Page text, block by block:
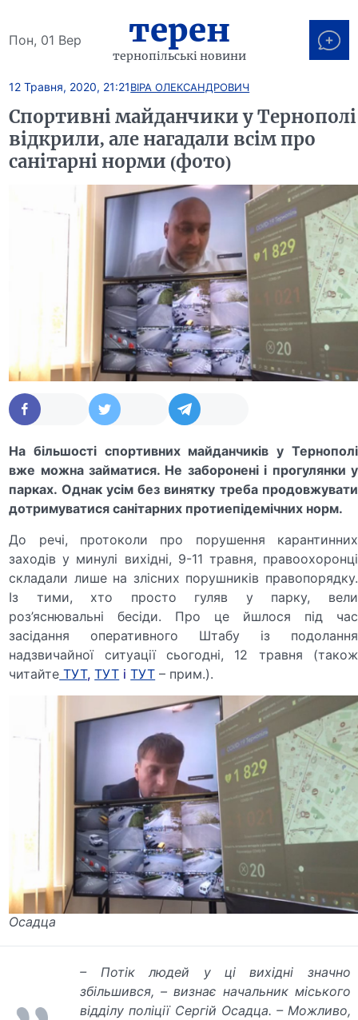
Пон, 01 Вер терен
тернопільські новини
12 Травня, 2020, 21:21ВІРА ОЛЕКСАНДРОВИЧ
Спортивні майданчики у Тернополі
відкрили, але нагадали всім про
санітарні норми (фото)
На більшості спортивних майданчиків у Тернополі
вже можна займатися. Не заборонені і прогулянки у
парках. Однак усім без винятку треба продовжувати
дотримуватися санітарних протиепідемічних норм.
До речі, протоколи про порушення карантинних
заходів у минулі вихідні, 9-11 травня, правоохоронці
складали лише на злісних порушників правопорядку.
Із тими, хто просто гуляв у парку, вели
роз’яснювальні бесіди. Про це йшлося під час
засідання оперативного Штабу із подолання
надзвичайної ситуації сьогодні, 12 травня (також
читайте ТУТ,ТУТ іТУТ – прим.).
Осадца
– Потік людей у ці вихідні значно
збільшився, – визнає начальник міського
відділу поліції Сергій Осадца. – Можливо,